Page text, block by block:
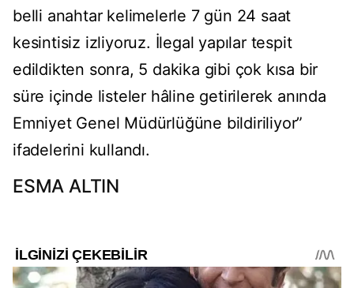
belli anahtar kelimelerle 7 gün 24 saat
kesintisiz izliyoruz. İlegal yapılar tespit
edildikten sonra, 5 dakika gibi çok kısa bir
süre içinde listeler hâline getirilerek anında
Emniyet Genel Müdürlüğüne bildiriliyor”
ifadelerini kullandı.
ESMA ALTIN